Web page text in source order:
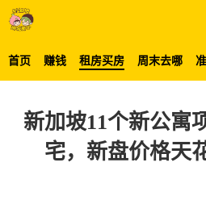
首页 赚钱 租房买房 周末去哪
新加坡11个新公寓
宅，新盘价格天